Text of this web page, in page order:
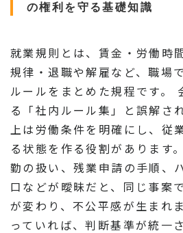
の権利を守る基礎知識
就業規則とは、賃金・労働時
規律・退職や解雇など、職場
ルールをまとめた規程です。
る「社内ルール集」と誤解さ
上は労働条件を明確にし、従
る状態を作る役割があります
勤の扱い、残業申請の手順、
口などが曖昧だと、同じ事案
が変わり、不公平感が生まれ
っていれば、判断基準が統一